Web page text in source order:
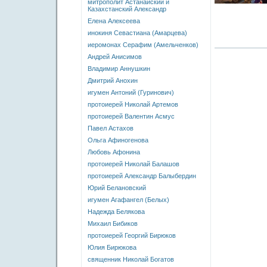
митрополит Астанайский и
Казахстанский Александр
Елена Алексеева
инокиня Севастиана (Амарцева)
иеромонах Серафим (Амельченков)
Андрей Анисимов
Владимир Аннушкин
Дмитрий Анохин
игумен Антоний (Гуринович)
протоиерей Николай Артемов
протоиерей Валентин Асмус
Павел Астахов
Ольга Афиногенова
Любовь Афонина
протоиерей Николай Балашов
протоиерей Александр Балыбердин
Юрий Белановский
игумен Агафангел (Белых)
Надежда Белякова
Михаил Бибиков
протоиерей Георгий Бирюков
Юлия Бирюкова
священник Николай Богатов